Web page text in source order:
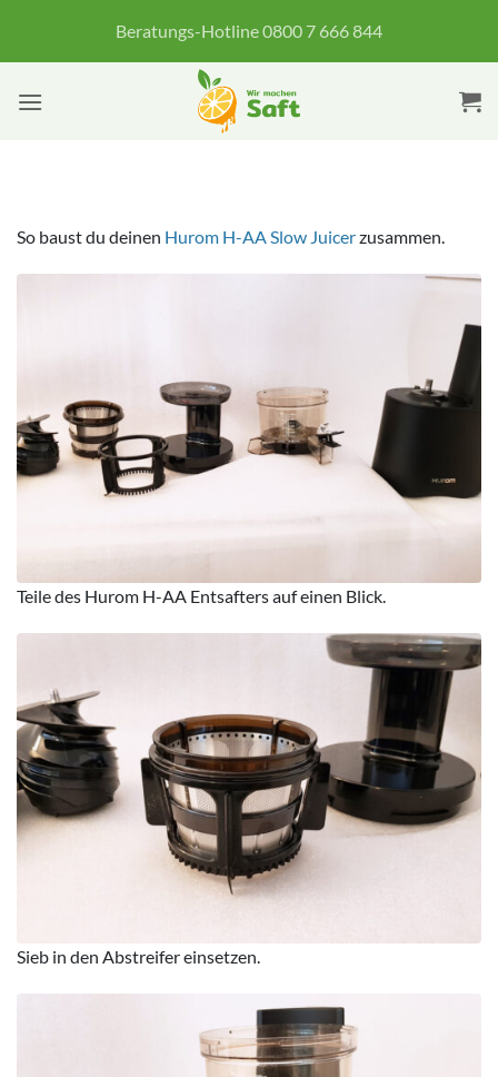
springen
Beratungs-Hotline 0800 7 666 844
So baust du deinen Hurom H-AA Slow Juicerzusammen.
Teile des Hurom H-AA Entsafters auf einen Blick.
Sieb in den Abstreifer einsetzen.